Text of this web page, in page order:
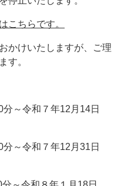
こちらです。
かけいたしますが、ご理
す。
～令和７年12月14日
～令和７年12月31日